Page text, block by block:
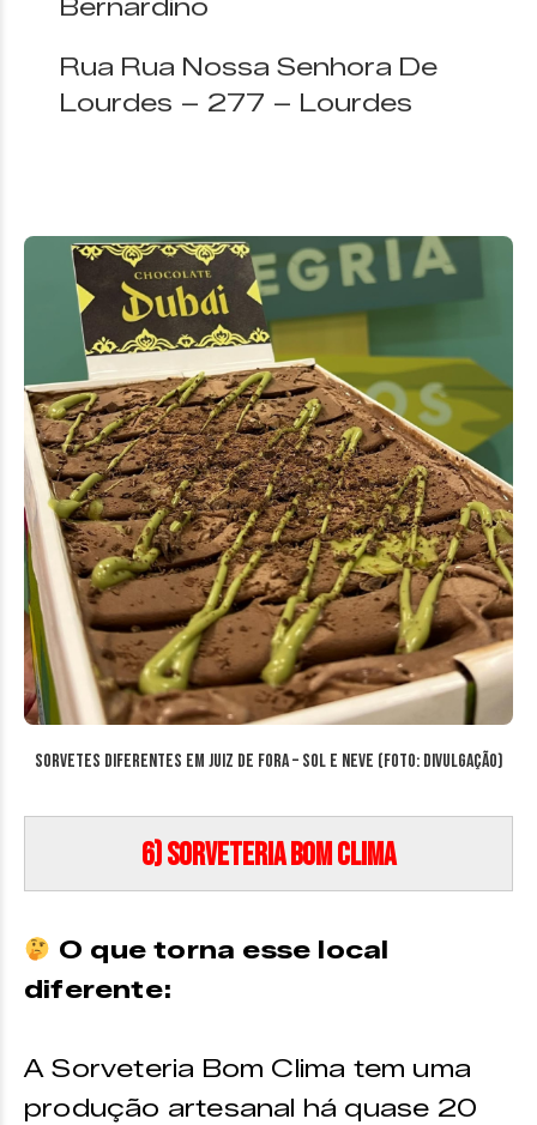
Bernardino
Rua Rua Nossa Senhora De
Lourdes – 277 – Lourdes
Sorvetes diferentes em Juiz de Fora – Sol e Neve (Foto: Divulgação)
6) Sorveteria Bom Clima
O que torna esse local
diferente:
A Sorveteria Bom Clima tem uma
produção artesanal há quase 20